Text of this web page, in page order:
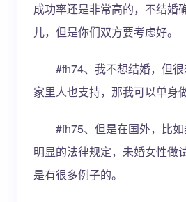
成功率还是非常高的，不结婚
儿，但是你们双方要考虑好。
#fh74、我不想结婚，但很
家里人也支持，那我可以单身
#fh75、但是在国外，比如
明显的法律规定，未婚女性做
是有很多例子的。